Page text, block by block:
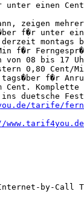
unter einen Cent
zeigen
f�r unter
derzeit
f�r
von 08 bis 17
0,80 Cent/
tags�ber f�r
Cent.
duetsche
tarife/
by-Call